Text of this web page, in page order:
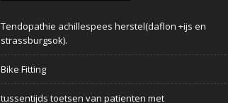
Tendopathie achillespees herstel(daflon +ijs en
strassburgsok).
Bike Fitting
tussentijds toetsen van patienten met